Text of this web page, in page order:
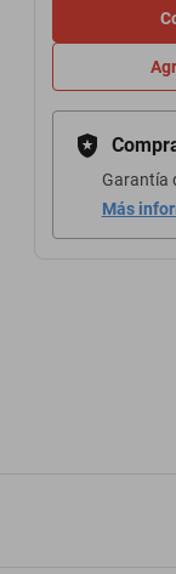
Garantía
Más